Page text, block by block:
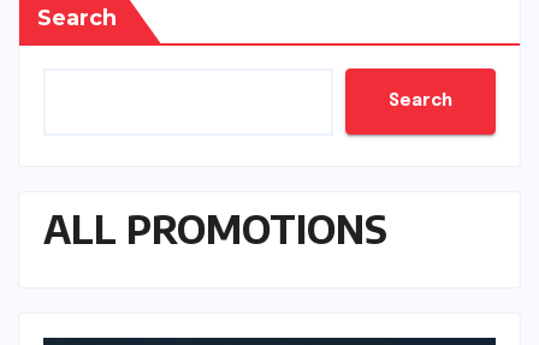
Search
Search
ALL PROMOTIONS